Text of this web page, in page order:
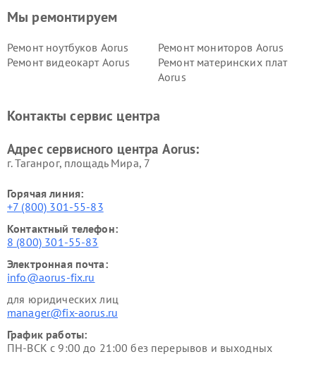
Мы ремонтируем
Ремонт ноутбуков Aorus
Ремонт мониторов Aorus
Ремонт видеокарт Aorus
Ремонт материнских плат
Aorus
Контакты сервис центра
Адрес сервисного центра Aorus:
г. Таганрог, площадь Мира, 7
Горячая линия:
+7 (800) 301-55-83
Контактный телефон:
8 (800) 301-55-83
Электронная почта:
info@aorus-fix.ru
для юридических лиц
manager@fix-aorus.ru
График работы:
ПН-ВСК с 9:00 до 21:00 без перерывов и выходных